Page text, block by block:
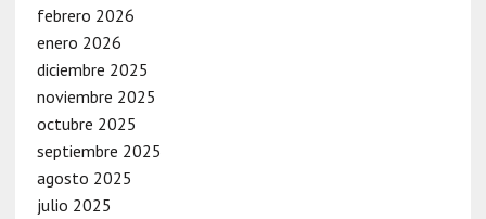
febrero 2026
enero 2026
diciembre 2025
noviembre 2025
octubre 2025
septiembre 2025
agosto 2025
julio 2025